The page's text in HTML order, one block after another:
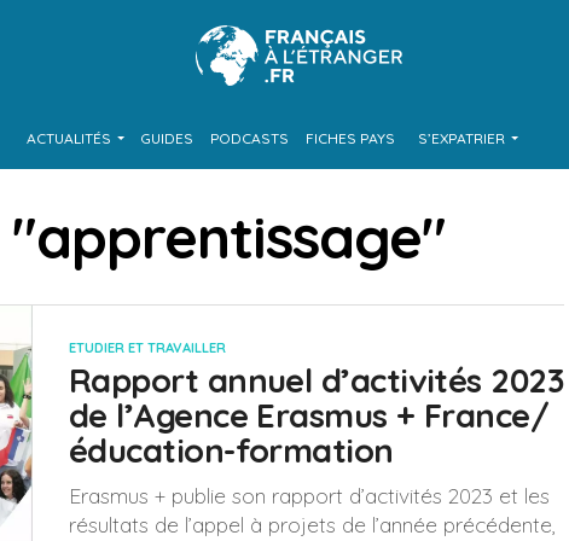
ACTUALITÉS GUIDES PODCASTS FICHES PAYS S’EXPATRIER
"apprentissage"
ETUDIER ET TRAVAILLER
Rapport annuel d’activités 2023
de l’Agence Erasmus + France/
éducation-formation
Erasmus + publie son rapport d’activités 2023 et les
résultats de l’appel à projets de l’année précédente,